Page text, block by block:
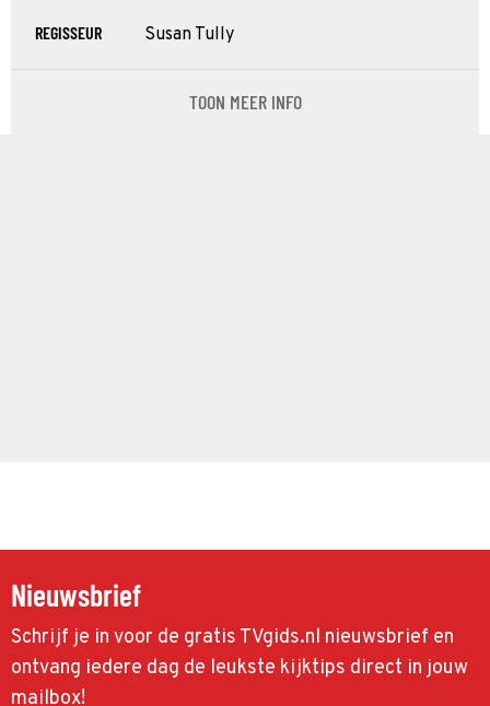
REGISSEUR Susan Tully
TOON MEER INFO
Nieuwsbrief
Schrijf je in voor de gratis TVgids.nl nieuwsbrief en
ontvang iedere dag de leukste kijktips direct in jouw
mailbox!